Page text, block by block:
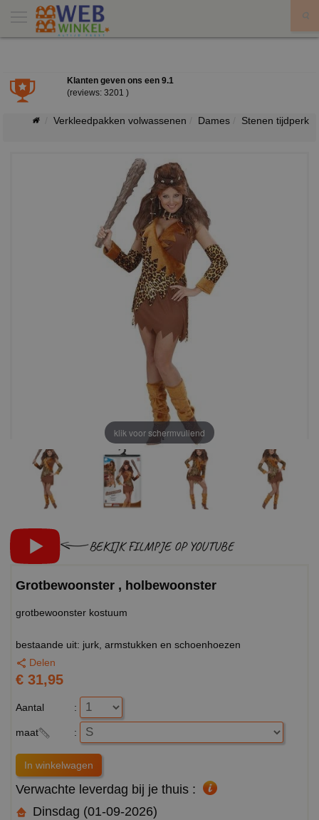
Klanten geven ons een 9.1
(reviews: 3201 )
Verkleedpakken volwassenen Dames Stenen tijdperk
klik voor schermvullend
BEKIJK FILMPJE OP YOUTUBE
Grotbewoonster , holbewoonster
grotbewoonster kostuum
bestaande uit: jurk, armstukken en schoenhoezen
Delen
€ 31,95
Aantal :
maat :
Verwachte leverdag bij je thuis :
Dinsdag (01-09-2026)